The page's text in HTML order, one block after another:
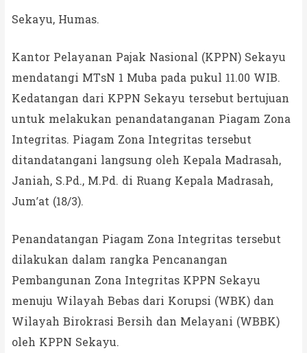
Sekayu, Humas.
Kantor Pelayanan Pajak Nasional (KPPN) Sekayu
mendatangi MTsN 1 Muba pada pukul 11.00 WIB.
Kedatangan dari KPPN Sekayu tersebut bertujuan
untuk melakukan penandatanganan Piagam Zona
Integritas. Piagam Zona Integritas tersebut
ditandatangani langsung oleh Kepala Madrasah,
Janiah, S.Pd., M.Pd. di Ruang Kepala Madrasah,
Jum’at (18/3).
Penandatangan Piagam Zona Integritas tersebut
dilakukan dalam rangka Pencanangan
Pembangunan Zona Integritas KPPN Sekayu
menuju Wilayah Bebas dari Korupsi (WBK) dan
Wilayah Birokrasi Bersih dan Melayani (WBBK)
oleh KPPN Sekayu.